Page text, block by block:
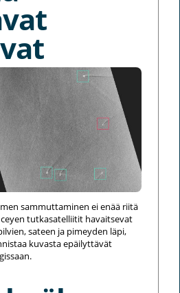
sammuttaminen ei enää riitä
tutkasatelliitit havaitsevat
sateen ja pimeyden läpi,
kuvasta epäilyttävät